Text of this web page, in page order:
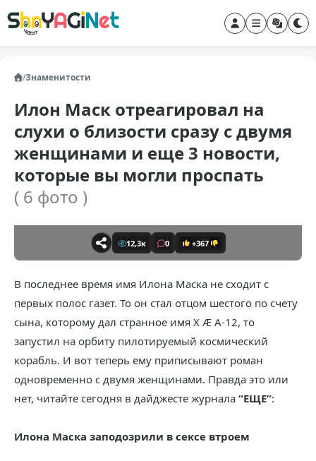
/Знаменитости
Илон Маск отреагировал на
слухи о близости сразу с двумя
женщинами и еще 3 новости,
которые вы могли проспать
( 6 фото )
12,3к 0 +367
В последнее время имя Илона Маска не сходит с
первых полос газет. То он стал отцом шестого по счету
сына, которому дал странное имя X Æ A-12, то
запустил на орбиту пилотируемый космический
корабль. И вот теперь ему приписывают роман
одновременно с двумя женщинами. Правда это или
нет, читайте сегодня в дайджесте журнала “ЕЩЕ”:
Илона Маска заподозрили в сексе втроем